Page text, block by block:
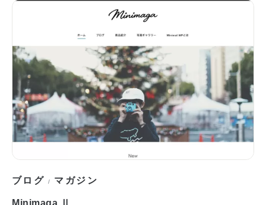
ブログ / マガジン